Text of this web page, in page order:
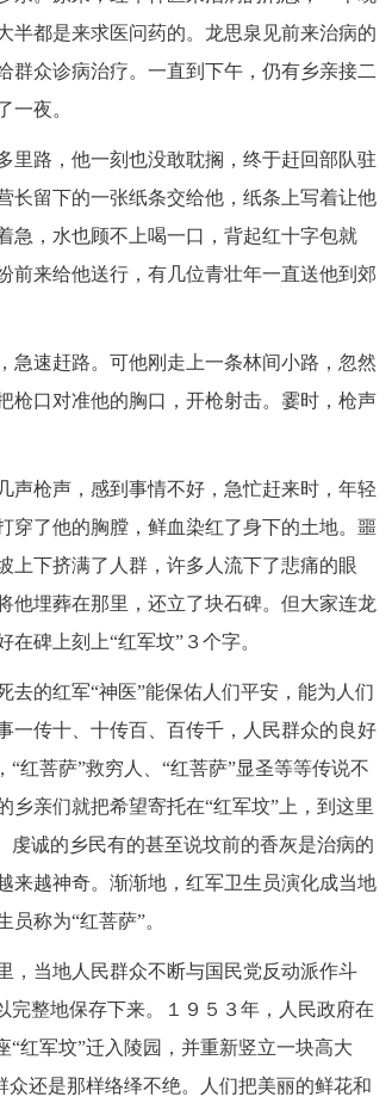
半都是来求医问药的。龙思泉见前来治病的
群众诊病治疗。一直到下午，仍有乡亲接二
一夜。
路，他一刻也没敢耽搁，终于赶回部队驻
长留下的一张纸条交给他，纸条上写着让他
急，水也顾不上喝一口，背起红十字包就
前来给他送行，有几位青壮年一直送他到郊
速赶路。可他刚走上一条林间小路，忽然
枪口对准他的胸口，开枪射击。霎时，枪声
枪声，感到事情不好，急忙赶来时，年轻
穿了他的胸膛，鲜血染红了身下的土地。噩
上下挤满了人群，许多人流下了悲痛的眼
他埋葬在那里，还立了块石碑。但大家连龙
碑上刻上“红军坟”３个字。
的红军“神医”能保佑人们平安，能为人们
一传十、十传百、百传千，人民群众的良好
红菩萨”救穷人、“红菩萨”显圣等等传说不
亲们就把希望寄托在“红军坟”上，到这里
虔诚的乡民有的甚至说坟前的香灰是治病的
来越神奇。渐渐地，红军卫生员演化成当地
称为“红菩萨”。
当地人民群众不断与国民党反动派作斗
完整地保存下来。１９５３年，人民政府在
红军坟”迁入陵园，并重新竖立一块高大
众还是那样络绎不绝。人们把美丽的鲜花和